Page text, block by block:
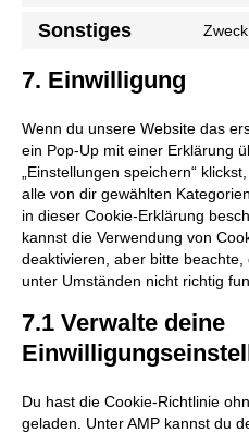
Sonstiges
7. Einwilligung
Wenn du unsere Website das
ein Pop-Up mit einer Erklärung
„Einstellungen speichern“
alle von dir gewählten
in dieser Cookie-Erklärung
kannst die Verwendung von
deaktivieren, aber bitte
unter Umständen nicht richtig
7.1 Verwalte deine
Du hast die Cookie-Richtlinie
geladen. Unter AMP kannst du